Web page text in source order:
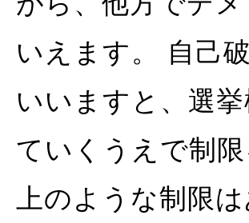
いえます。 自己
いいますと、選
ていくうえで制
上のような制限